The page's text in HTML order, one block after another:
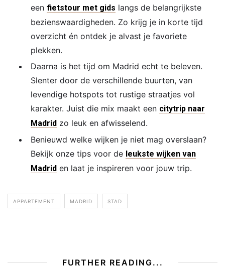
een fietstour met gids langs de belangrijkste
bezienswaardigheden. Zo krijg je in korte tijd
overzicht én ontdek je alvast je favoriete
plekken.
Daarna is het tijd om Madrid echt te beleven.
Slenter door de verschillende buurten, van
levendige hotspots tot rustige straatjes vol
karakter. Juist die mix maakt een citytrip naar
Madrid zo leuk en afwisselend.
Benieuwd welke wijken je niet mag overslaan?
Bekijk onze tips voor de leukste wijken van
Madrid en laat je inspireren voor jouw trip.
APPARTEMENT MADRID STAD
FURTHER READING...